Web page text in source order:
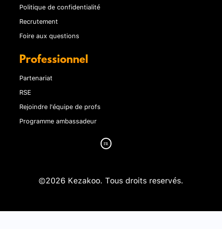
Politique de confidentialité
Recrutement
Foire aux questions
Professionnel
Partenariat
RSE
Rejoindre l'équipe de profs
Programme ambassadeur
©2026 Kezakoo. Tous droits reservés.